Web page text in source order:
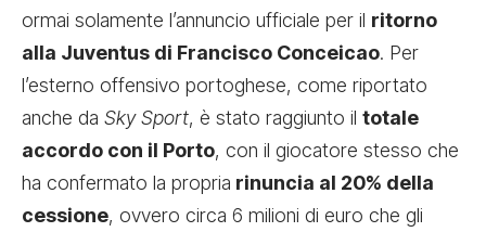
ormai solamente l’annuncio ufficiale per il ritorno
alla Juventus di Francisco Conceicao. Per
l’esterno offensivo portoghese, come riportato
anche da Sky Sport, è stato raggiunto il totale
accordo con il Porto, con il giocatore stesso che
ha confermato la propria rinuncia al 20% della
cessione, ovvero circa 6 milioni di euro che gli